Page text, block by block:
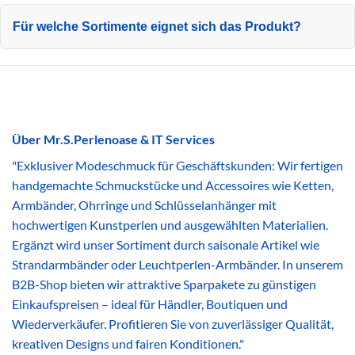
Für welche Sortimente eignet sich das Produkt?
Über Mr.S.Perlenoase & IT Services
"Exklusiver Modeschmuck für Geschäftskunden: Wir fertigen
handgemachte Schmuckstücke und Accessoires wie Ketten,
Armbänder, Ohrringe und Schlüsselanhänger mit
hochwertigen Kunstperlen und ausgewählten Materialien.
Ergänzt wird unser Sortiment durch saisonale Artikel wie
Strandarmbänder oder Leuchtperlen-Armbänder. In unserem
B2B-Shop bieten wir attraktive Sparpakete zu günstigen
Einkaufspreisen – ideal für Händler, Boutiquen und
Wiederverkäufer. Profitieren Sie von zuverlässiger Qualität,
kreativen Designs und fairen Konditionen."